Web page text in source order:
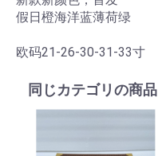
假日橙海洋蓝薄荷绿
欧码21-26-30-31-33寸
同じカテゴリの商品